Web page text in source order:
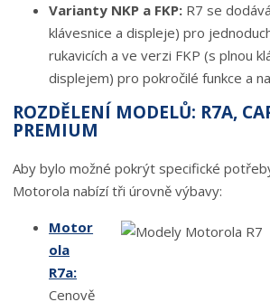
Varianty NKP a FKP: R7 se
klávesnice a displeje) pro
rukavicích a ve verzi FKP (s plnou
displejem) pro pokročilé funkce a
ROZDĚLENÍ MODELŮ: R7A,
PREMIUM
Aby bylo možné pokrýt specifické
Motorola nabízí tři úrovně výbavy:
Motor
ola
R7a:
Cenově